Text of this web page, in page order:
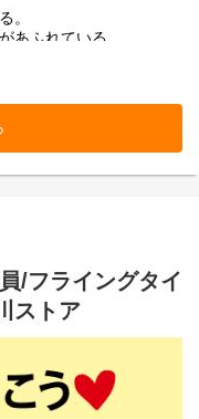
。
あふれている。
商品を愛しているか
ルチャーがあるから。
になれるのが
。
なりませんか。
！
tiger-
/フライングタイ
ストア